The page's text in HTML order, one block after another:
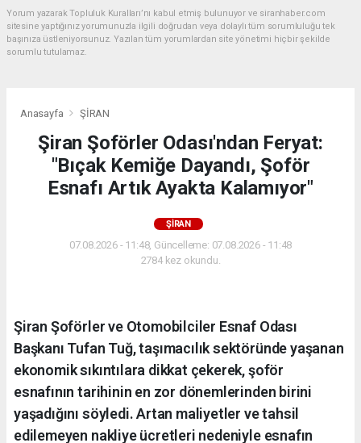
Yorum yazarak Topluluk Kuralları’nı kabul etmiş bulunuyor ve siranhaber.com
sitesine yaptığınız yorumunuzla ilgili doğrudan veya dolaylı tüm sorumluluğu tek
başınıza üstleniyorsunuz. Yazılan tüm yorumlardan site yönetimi hiçbir şekilde
sorumlu tutulamaz.
Anasayfa ŞİRAN
Şiran Şoförler Odası'ndan Feryat:
"Bıçak Kemiğe Dayandı, Şoför
Esnafı Artık Ayakta Kalamıyor"
ŞİRAN
07.08.2026 - 11:48, Güncelleme: 07.08.2026 - 11:48
2784 kez okundu.
Şiran Şoförler ve Otomobilciler Esnaf Odası
Başkanı Tufan Tuğ, taşımacılık sektöründe yaşanan
ekonomik sıkıntılara dikkat çekerek, şoför
esnafının tarihinin en zor dönemlerinden birini
yaşadığını söyledi. Artan maliyetler ve tahsil
edilemeyen nakliye ücretleri nedeniyle esnafın